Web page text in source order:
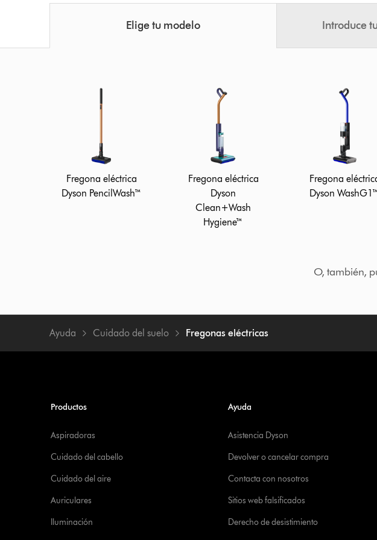
Elige tu modelo Introduce
Fregona eléctrica
Dyson PencilWash™
Fregona eléctrica
Dyson
Clean+Wash
Hygiene™
Fregona
Dyson
O, también,
Ayuda Cuidado del suelo Fregonas eléctricas
Productos
Aspiradoras
Cuidado del cabello
Cuidado del aire
Auriculares
Iluminación
Ayuda
Asistencia Dyson
Devolver o cancelar compra
Contacta con nosotros
Sitios web falsificados
Derecho de desistimiento